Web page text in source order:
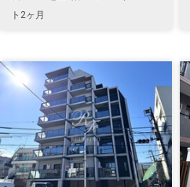
ト2ヶ月